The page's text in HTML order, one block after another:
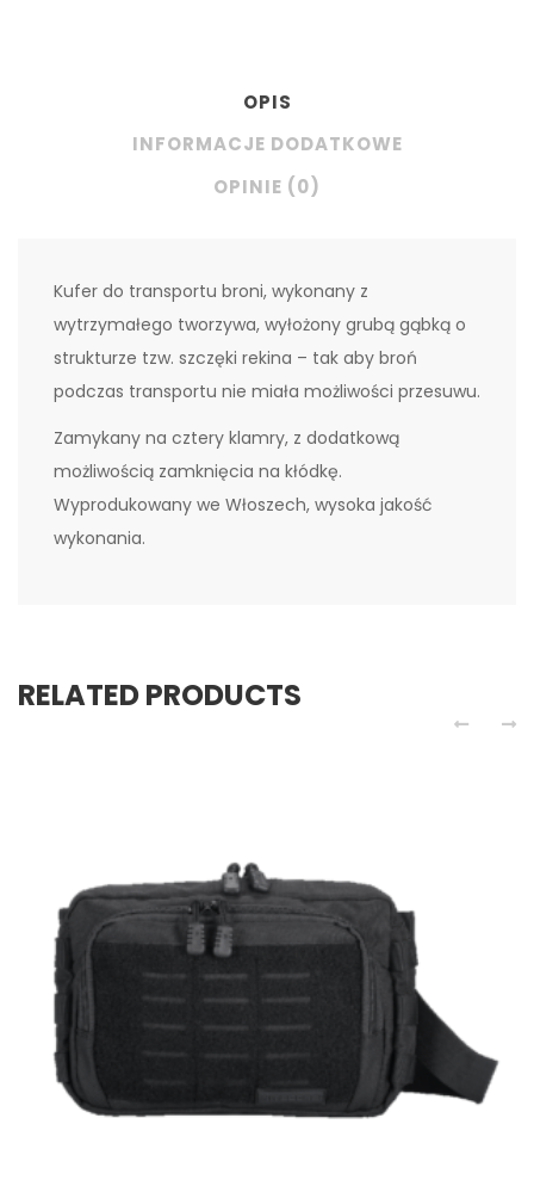
OPIS
INFORMACJE DODATKOWE
OPINIE (0)
Kufer do transportu broni, wykonany z
wytrzymałego tworzywa, wyłożony grubą gąbką o
strukturze tzw. szczęki rekina – tak aby broń
podczas transportu nie miała możliwości przesuwu.
Zamykany na cztery klamry, z dodatkową
możliwością zamknięcia na kłódkę.
Wyprodukowany we Włoszech, wysoka jakość
wykonania.
RELATED PRODUCTS